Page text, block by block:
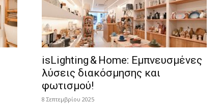
isLighting & Home: Εμπνευσμένες
λύσεις διακόσμησης και
φωτισμού!
8 Σεπτεμβρίου 2025